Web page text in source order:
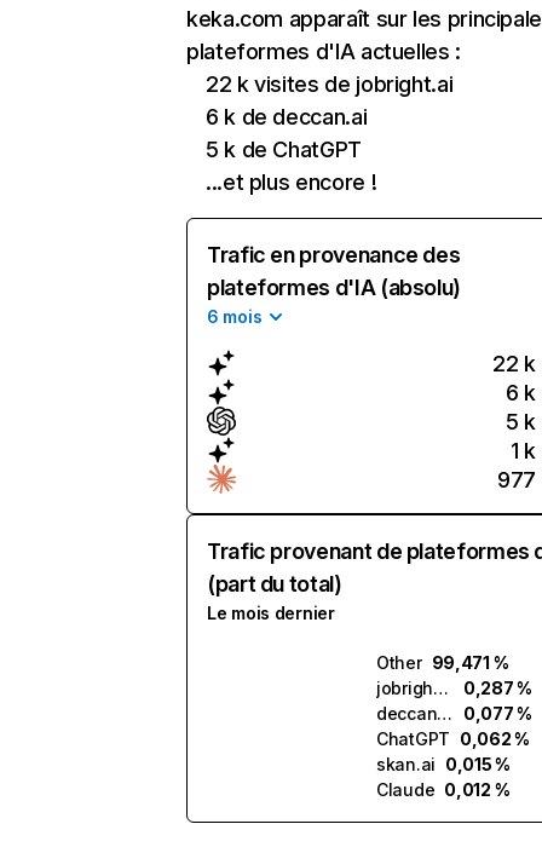
keka.com apparaît sur les
plateformes d'IA actuelles :
22 k visites de jobright.ai
6 k de deccan.ai
5 k de ChatGPT
...et plus encore !
Trafic en provenance des
plateformes d'IA (absolu)
6 mois
22 k
6 k
5 k
1 k
977
Trafic provenant de plateformes
(part du total)
Le mois dernier
Other 99,471 %
jobright.ai
0,287 %
deccan.ai
0,077 %
ChatGPT 0,062 %
skan.ai 0,015 %
Claude 0,012 %